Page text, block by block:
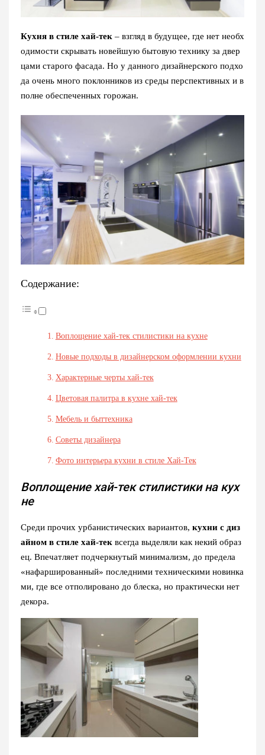
Кухня в стиле хай-тек – взгляд в будущее, где нет необх
одимости скрывать новейшую бытовую технику за двер
цами старого фасада. Но у данного дизайнерского подхо
да очень много поклонников из среды перспективных и в
полне обеспеченных горожан.
Содержание:
Воплощение хай-тек стилистики на кухне
Новые подходы в дизайнерском оформлении кухни
Характерные черты хай-тек
Цветовая палитра в кухне хай-тек
Мебель и быттехника
Советы дизайнера
Фото интерьера кухни в стиле Хай-Тек
Воплощение хай-тек стилистики на кух
не
Среди прочих урбанистических вариантов, кухни с диз
айном в стиле хай-тек всегда выделяли как некий образ
ец. Впечатляет подчеркнутый минимализм, до предела
«нафаршированный» последними техническими новинка
ми, где все отполировано до блеска, но практически нет
декора.